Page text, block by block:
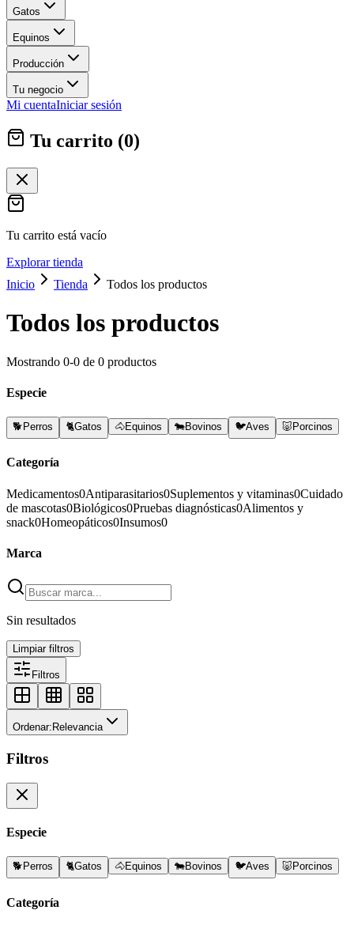
Gatos
Equinos
Producción
Tu negocio
Mi cuentaIniciar sesión
Tu carrito (0)
Tu carrito está vacío
Explorar tienda
Inicio
Tienda Todos los productos
Todos los productos
Mostrando 0-0 de 0 productos
Especie
🐕 Perros 🐈Gatos 🐴Equinos 🐄Bovinos 🐦Aves 🐷 Porcinos
Categoría
Medicamentos0Antiparasitarios0Suplementos y vitaminas0Cuidado
de mascotas0Biológicos0Pruebas diagnósticas0Alimentos y
snack0Homeopáticos0Insumos0
Marca
Sin resultados
Limpiar filtros
Filtros
Ordenar: Relevancia
Filtros
Especie
🐕 Perros 🐈Gatos 🐴Equinos 🐄Bovinos 🐦Aves 🐷 Porcinos
Categoría